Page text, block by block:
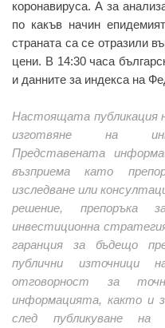
коронавируса. А за
по какъв начин
страната са се отразили
цени. В 14:30 часа
и данните за индекса на
Настоящата публикация
изготвяне на
Представената
възприема като
изследване или
решение, препоръка
инвестиционна
гаранция за бъдещо
публични
отговорност за
информацията, както и
след публикуване на